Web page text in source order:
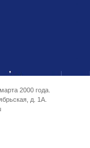
2000 года.
д. 1А.